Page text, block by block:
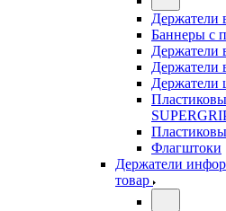
Держатели
Баннеры с
Держатели
Держатели
Держатели
Флагштоки
Держатели
товар